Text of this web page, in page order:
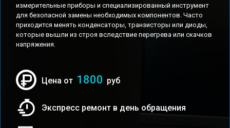
измерительные приборы и специализированный инструмент
для безопасной замены необходимых компонентов. Часто
приходится менять конденсаторы, транзисторы или диоды,
которые вышли из строя вследствие перегрева или скачков
напряжения.
Цена от 1800 руб
Экспресс ремонт в день обращения